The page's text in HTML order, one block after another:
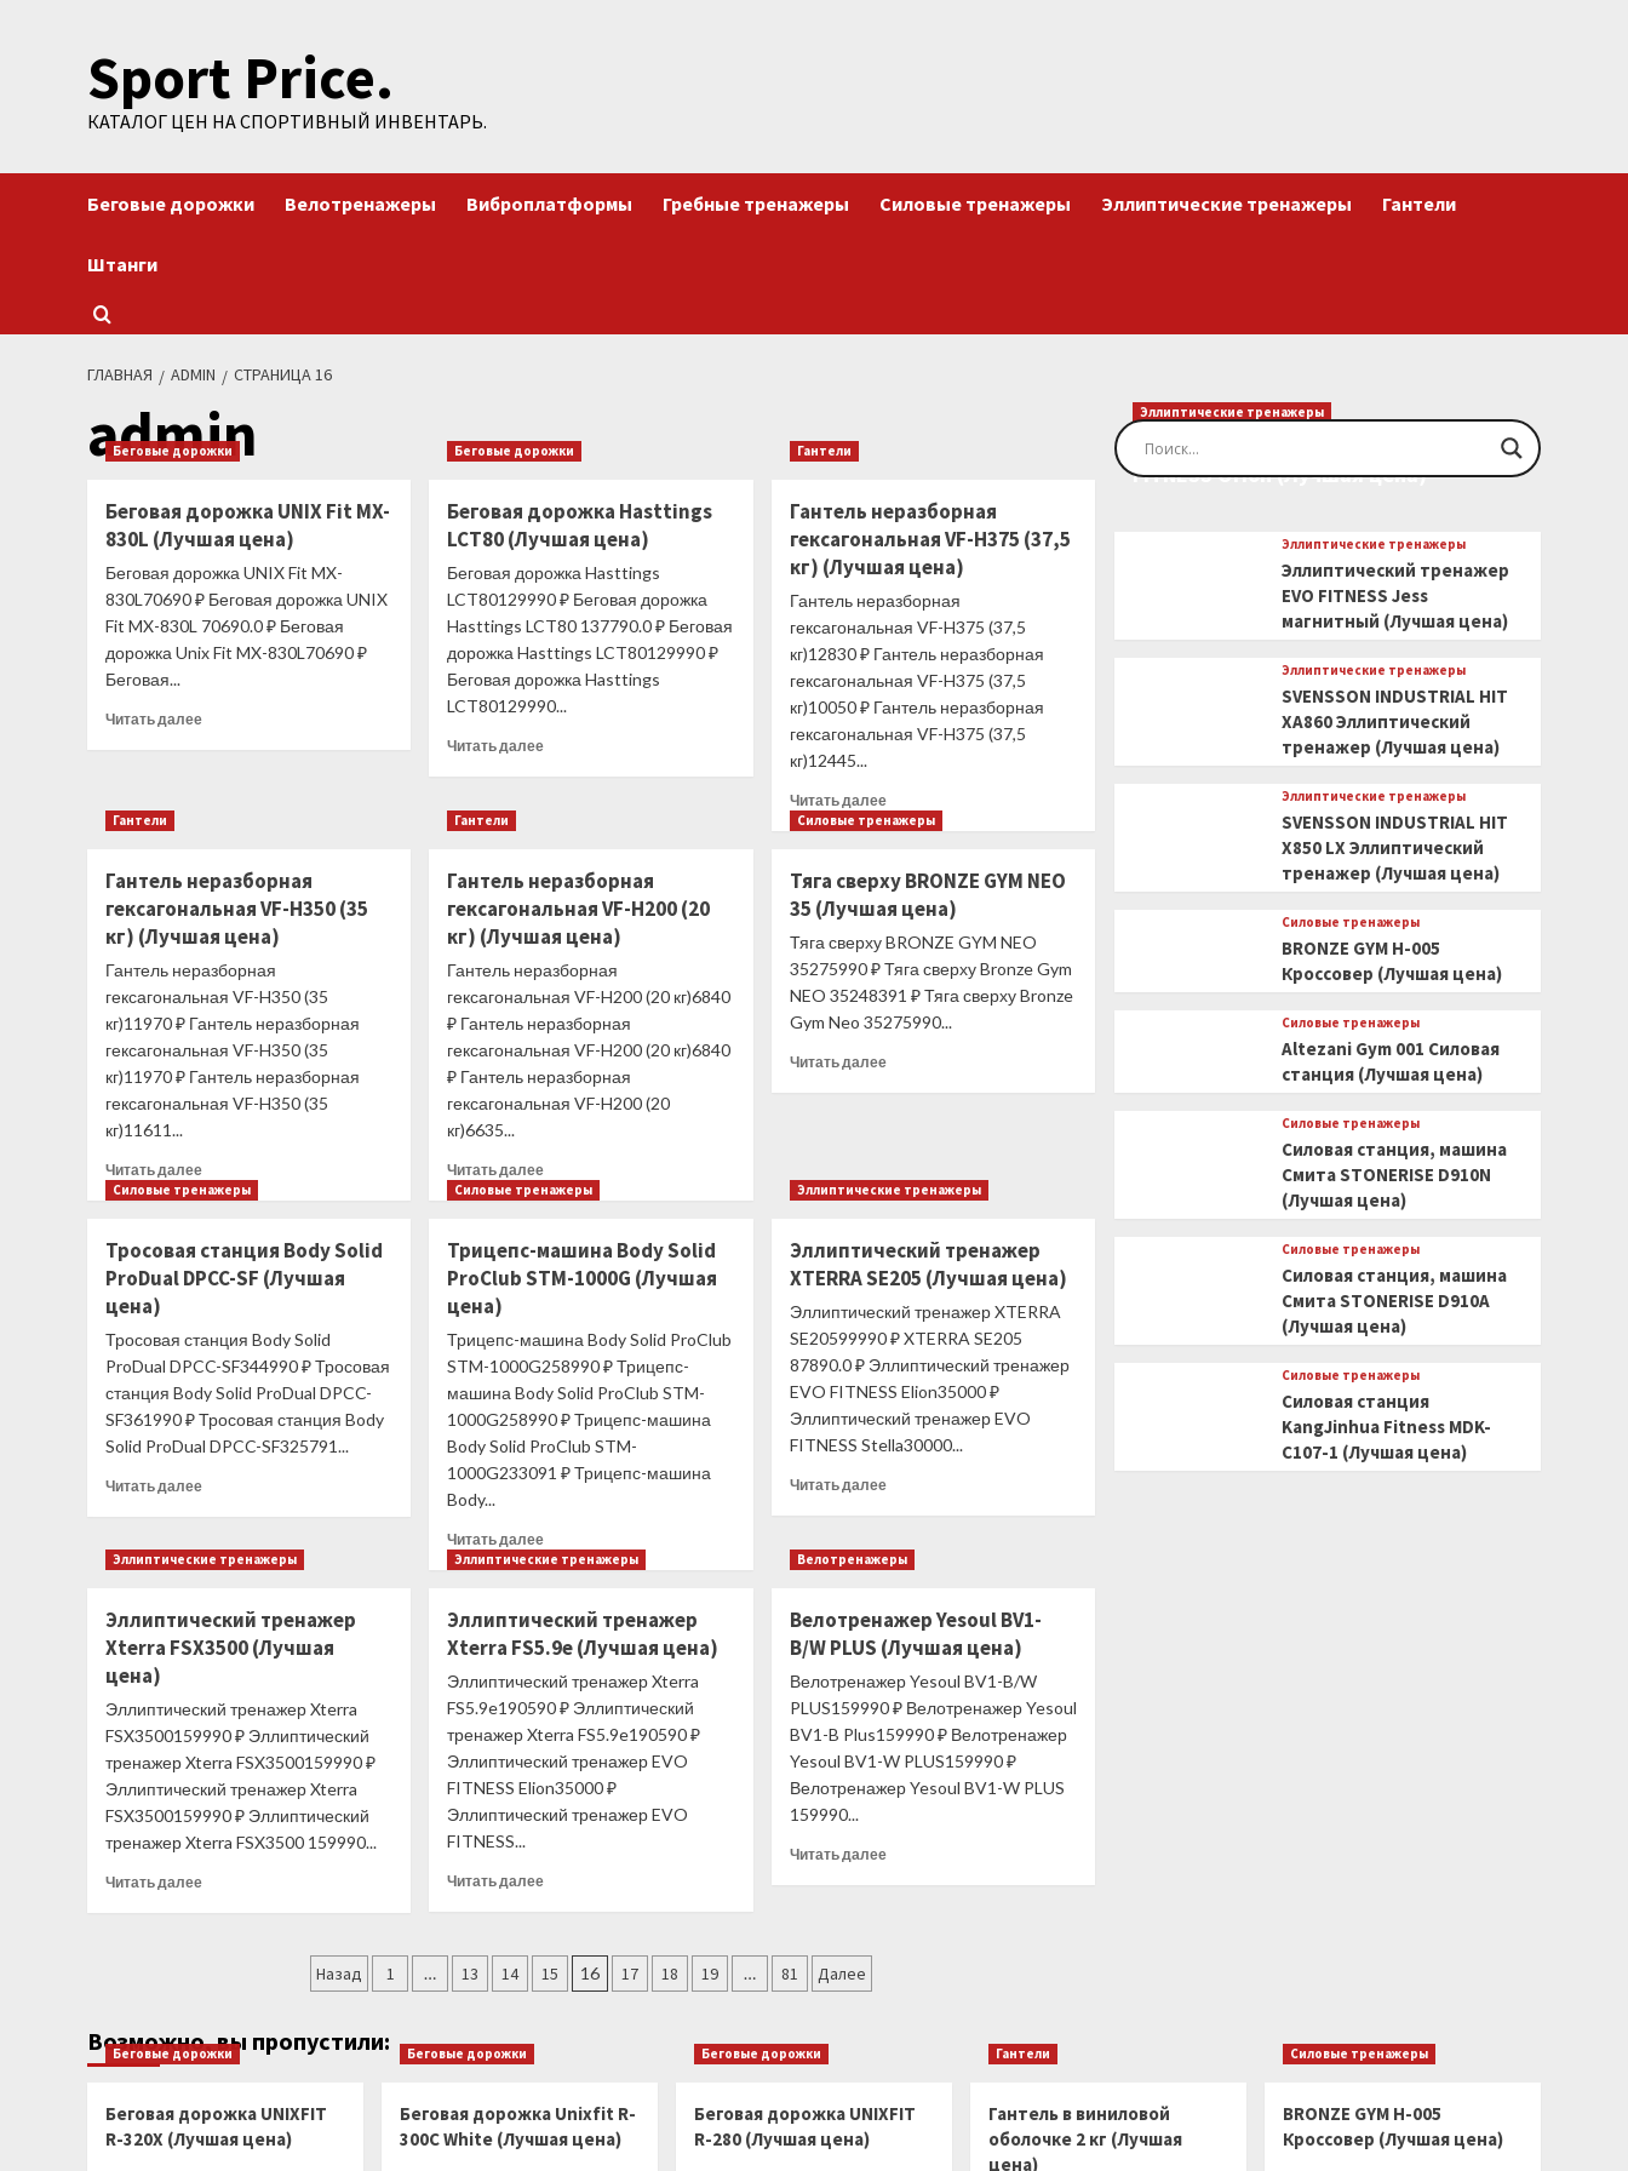
содержимомуSport Price.
КАТАЛОГ ЦЕН НА СПОРТИВНЫЙ ИНВЕНТАРЬ.
Беговые дорожки Велотренажеры Виброплатформы Гребные тренажеры Силовые тренажеры Эллиптические тренажеры Гантели
Штанги
ГЛАВНАЯ ADMIN СТРАНИЦА 16
admin
Беговые дорожки
Беговая дорожка UNIX Fit MX-
830L (Лучшая цена)
Беговая дорожка UNIX Fit MX-
830L70690 ₽ Беговая дорожка UNIX
Fit MX-830L 70690.0 ₽ Беговая
дорожка Unix Fit MX-830L70690 ₽
Беговая...
Читать далееПрочитать
MX-
цена)
Беговые дорожки
Беговая дорожка Hasttings
LCT80 (Лучшая цена)
Беговая дорожка Hasttings
LCT80129990 ₽ Беговая дорожка
Hasttings LCT80 137790.0 ₽ Беговая
дорожка Hasttings LCT80129990 ₽
Беговая дорожка Hasttings
LCT80129990...
Читать далееПрочитать
LCT80
(Лучшая
Гантели
Гантель неразборная
гексагональная VF-H375 (37,5
кг) (Лучшая цена)
Гантель неразборная
гексагональная VF-H375 (37,5
кг)12830 ₽ Гантель неразборная
гексагональная VF-H375 (37,5
кг)10050 ₽ Гантель неразборная
гексагональная VF-H375 (37,5
кг)12445...
Читать далееПрочитать
больше
неразборная
гексагональная
VF-
(37,5
кг)
(Лучшая
Гантели
Гантель неразборная
гексагональная VF-H350 (35
кг) (Лучшая цена)
Гантель неразборная
гексагональная VF-H350 (35
кг)11970 ₽ Гантель неразборная
гексагональная VF-H350 (35
кг)11970 ₽ Гантель неразборная
гексагональная VF-H350 (35
кг)11611...
Читать далееПрочитать
больше
неразборная
гексагональная
(35
кг)
(Лучшая
цена)
Гантели
Гантель неразборная
гексагональная VF-H200 (20
кг) (Лучшая цена)
Гантель неразборная
гексагональная VF-H200 (20 кг)6840
₽ Гантель неразборная
гексагональная VF-H200 (20 кг)6840
₽ Гантель неразборная
гексагональная VF-H200 (20
кг)6635...
Читать далееПрочитать
больше
неразборная
гексагональная
(20
кг)
(Лучшая
цена)
Силовые тренажеры
Тяга сверху BRONZE GYM NEO
35 (Лучшая цена)
Тяга сверху BRONZE GYM NEO
35275990 ₽ Тяга сверху Bronze Gym
NEO 35248391 ₽ Тяга сверху Bronze
Gym Neo 35275990...
Читать далееПрочитать
GYM
35
(Лучшая
цена)
Силовые тренажеры
Тросовая станция Body Solid
ProDual DPCC-SF (Лучшая
цена)
Тросовая станция Body Solid
ProDual DPCC-SF344990 ₽ Тросовая
станция Body Solid ProDual DPCC-
SF361990 ₽ Тросовая станция Body
Solid ProDual DPCC-SF325791...
Читать далееПрочитать
Тросовая
станция
Solid
ProDual
(Лучшая
цена)
Силовые тренажеры
Трицепс-машина Body Solid
ProClub STM-1000G (Лучшая
цена)
Трицепс-машина Body Solid ProClub
STM-1000G258990 ₽ Трицепс-
машина Body Solid ProClub STM-
1000G258990 ₽ Трицепс-машина
Body Solid ProClub STM-
1000G233091 ₽ Трицепс-машина
Body...
Читать далееПрочитать
больше
машина
Body
Solid
ProClub
STM-
1000G
(Лучшая
цена)
Эллиптические тренажеры
Эллиптический тренажер
XTERRA SE205 (Лучшая цена)
Эллиптический тренажер XTERRA
SE20599990 ₽ XTERRA SE205
87890.0 ₽ Эллиптический тренажер
EVO FITNESS Elion35000 ₽
Эллиптический тренажер EVO
FITNESS Stella30000...
Читать далееПрочитать
Эллиптический
тренажер
SE205
(Лучшая
Эллиптические тренажеры
Эллиптический тренажер
Xterra FSX3500 (Лучшая
цена)
Эллиптический тренажер Xterra
FSX3500159990 ₽ Эллиптический
тренажер Xterra FSX3500159990 ₽
Эллиптический тренажер Xterra
FSX3500159990 ₽ Эллиптический
тренажер Xterra FSX3500 159990...
Читать далееПрочитать
(Лучшая
цена)
Эллиптические тренажеры
Эллиптический тренажер
Xterra FS5.9e (Лучшая цена)
Эллиптический тренажер Xterra
FS5.9e190590 ₽ Эллиптический
тренажер Xterra FS5.9e190590 ₽
Эллиптический тренажер EVO
FITNESS Elion35000 ₽
Эллиптический тренажер EVO
FITNESS...
Читать далееПрочитать
тренажер
Xterra
Велотренажеры
Велотренажер Yesoul BV1-
B/W PLUS (Лучшая цена)
Велотренажер Yesoul BV1-B/W
PLUS159990 ₽ Велотренажер Yesoul
BV1-B Plus159990 ₽ Велотренажер
Yesoul BV1-W PLUS159990 ₽
Велотренажер Yesoul BV1-W PLUS
159990...
Читать далееПрочитать
Пагинация
Назад 1 … 13 14 15 16 17 18 19 … 81 Далее
Эллиптические тренажеры
Эллиптический тренажер EVO
FITNESS Orion (Лучшая цена)
Эллиптические тренажеры
Эллиптический тренажер
EVO FITNESS Jess
магнитный (Лучшая цена)
Эллиптические тренажеры
SVENSSON INDUSTRIAL HIT
XA860 Эллиптический
тренажер (Лучшая цена)
Эллиптические тренажеры
SVENSSON INDUSTRIAL HIT
X850 LX Эллиптический
тренажер (Лучшая цена)
Силовые тренажеры
BRONZE GYM H-005
Кроссовер (Лучшая цена)
Силовые тренажеры
Altezani Gym 001 Силовая
станция (Лучшая цена)
Силовые тренажеры
Силовая станция, машина
Смита STONERISE D910N
(Лучшая цена)
Силовые тренажеры
Силовая станция, машина
Смита STONERISE D910A
(Лучшая цена)
Силовые тренажеры
Силовая станция
KangJinhua Fitness MDK-
C107-1 (Лучшая цена)
Возможно, вы пропустили:
Беговые дорожки
Беговая дорожка UNIXFIT
R-320X (Лучшая цена)
Беговые дорожки
Беговая дорожка Unixfit R-
300C White (Лучшая цена)
Беговые дорожки
Беговая дорожка UNIXFIT
R-280 (Лучшая цена)
Гантели
Гантель в виниловой
оболочке 2 кг (Лучшая
цена)
Силовые тренажеры
BRONZE GYM H-005
Кроссовер (Лучшая цена)